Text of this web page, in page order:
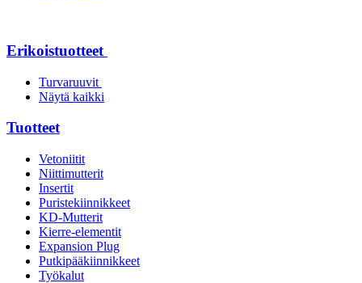
Erikoistuotteet
Turvaruuvit
Näytä kaikki
Tuotteet
Vetoniitit
Niittimutterit
Insertit
Puristekiinnikkeet
KD-Mutterit
Kierre-elementit
Expansion Plug
Putkipääkiinnikkeet
Työkalut